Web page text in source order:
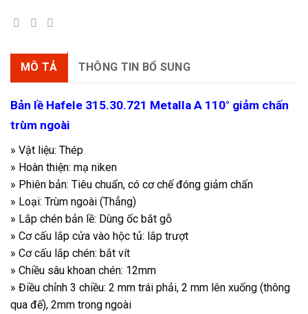
MÔ TẢ THÔNG TIN BỔ SUNG
Bản lề Hafele 315.30.721 Metalla A 110° giảm chấn
trùm ngoài
» Vật liệu: Thép
» Hoàn thiện: mạ niken
» Phiên bản: Tiêu chuẩn, có cơ chế đóng giảm chấn
» Loại: Trùm ngoài (Thẳng)
» Lắp chén bản lề: Dùng ốc bắt gỗ
» Cơ cấu lắp cửa vào hộc tủ: lắp trượt
» Cơ cấu lắp chén: bắt vít
» Chiều sâu khoan chén: 12mm
» Điều chỉnh 3 chiều: 2 mm trái phải, 2 mm lên xuống (thông
qua đế), 2mm trong ngoài